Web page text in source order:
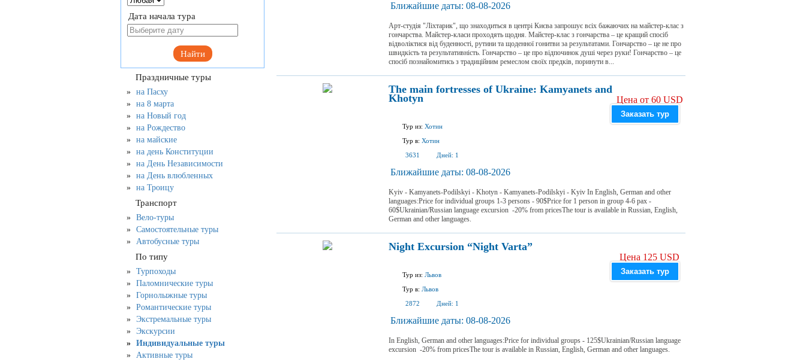
Ближайшие даты: 08-08-2026
Арт-студія "Ліхтарик", що знаходиться в центрі Києва запрошує всіх бажаючих на майстер-клас з
гончарства. Майстер-класи проходять щодня. Майстер-клас з гончарства – це кращий спосіб
відволіктися від буденності, рутини та щоденної гонитви за результатами. Гончарство – це не про
швидкість та результативність. Гончарство – це про відпочинок душі через руки! Гончарство – це
спосіб познайомитись з традиційним ремеслом своїх предків, поринути в...
The main fortresses of Ukraine: Kamyanets and
Khotyn
Тур из: Хотин
Тур в: Хотин
3631
Дней: 1
Цена от 60 USD
Заказать тур
Ближайшие даты: 08-08-2026
Kyiv - Kamyanets-Podilskyi - Khotyn - Kamyanets-Podilskyi - Kyiv In English, German and other
languages:Price for individual groups 1-3 persons - 90$Price for 1 person in group 4-6 pax -
60$Ukrainian/Russian language excursion -20% from pricesThe tour is available in Russian, English,
German and other languages.
Night Excursion “Night Varta”
Тур из: Львов
Тур в: Львов
2872
Дней: 1
Цена 125 USD
Заказать тур
Ближайшие даты: 08-08-2026
In English, German and other languages:Price for individual groups - 125$Ukrainian/Russian language
excursion -20% from pricesThe tour is available in Russian, English, German and other languages.
Дата начала тура
Найти
Праздничные туры
на Пасху
на 8 марта
на Новый год
на Рождество
на майские
на день Конституции
на День Независимости
на День влюбленных
на Троицу
Транспорт
Вело-туры
Самостоятельные туры
Автобусные туры
По типу
Турпоходы
Паломнические туры
Горнолыжные туры
Романтические туры
Экстремальные туры
Экскурсии
Индивидуальные туры
Активные туры